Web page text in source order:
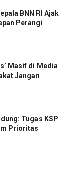
BNN RI Ajak
Perangi
Masif di Media
Jangan
Tugas KSP
Prioritas